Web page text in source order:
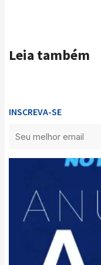
Leia também
INSCREVA-SE